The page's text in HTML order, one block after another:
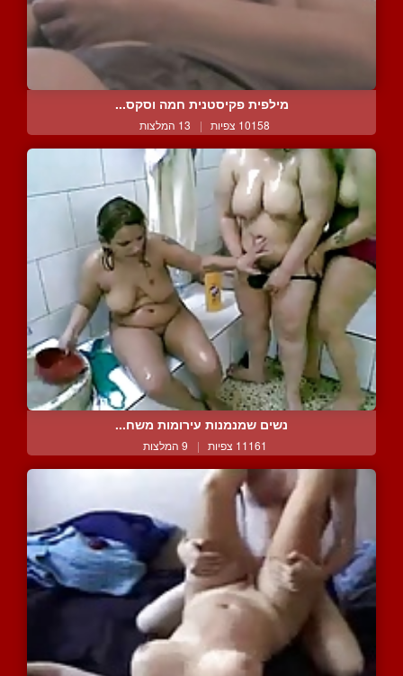
מילפית פקיסטנית חמה וסקס...
10158 צפיות | 13 המלצות
נשים שמנמנות עירומות משח...
11161 צפיות | 9 המלצות